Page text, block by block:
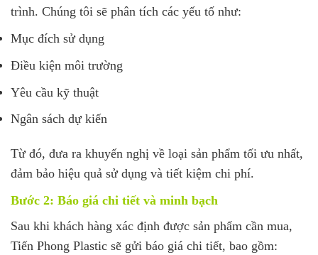
trình. Chúng tôi sẽ phân tích các yếu tố như:
Mục đích sử dụng
Điều kiện môi trường
Yêu cầu kỹ thuật
Ngân sách dự kiến
Từ đó, đưa ra khuyến nghị về loại sản phẩm tối ưu nhất,
đảm bảo hiệu quả sử dụng và tiết kiệm chi phí.
Bước 2: Báo giá chi tiết và minh bạch
Sau khi khách hàng xác định được sản phẩm cần mua,
Tiến Phong Plastic sẽ gửi báo giá chi tiết, bao gồm: